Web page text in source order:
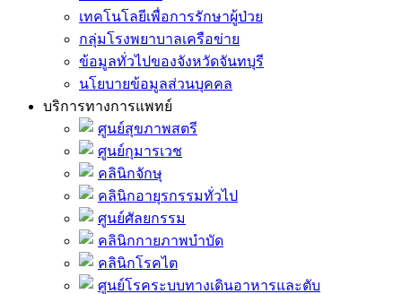
เทคโนโลยีเพื่อการรักษาผู้ป่วย
กลุ่มโรงพยาบาลเครือข่าย
ข้อมูลทั่วไปของจังหวัดจันทบุรี
นโยบายข้อมูลส่วนบุคคล
บริการทางการแพทย์
ศูนย์สุขภาพสตรี
ศูนย์กุมารเวช
คลินิกจักษุ
คลินิกอายุรกรรมทั่วไป
ศูนย์ศัลยกรรม
คลินิกกายภาพบำบัด
คลินิกโรคไต
ศูนย์โรคระบบทางเดินอาหารและตับ